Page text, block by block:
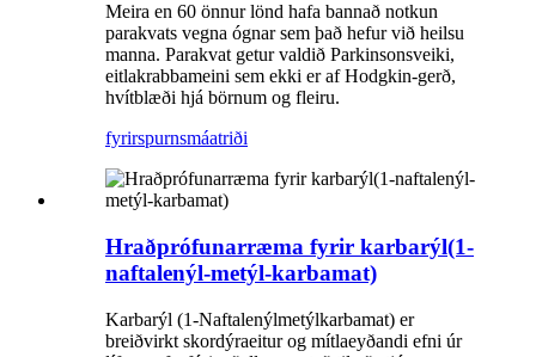
Meira en 60 önnur lönd hafa bannað notkun
parakvats vegna ógnar sem það hefur við heilsu
manna. Parakvat getur valdið Parkinsonsveiki,
eitlakrabbameini sem ekki er af Hodgkin-gerð,
hvítblæði hjá börnum og fleiru.
fyrirspurnsmáatriði
Hraðprófunarræma fyrir karbarýl(1-
naftalenýl-metýl-karbamat)
Karbarýl (1-Naftalenýlmetýlkarbamat) er
breiðvirkt skordýraeitur og mítlaeyðandi efni úr